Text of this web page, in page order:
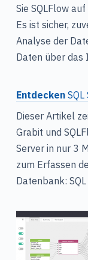
Sie SQLFlow
Es ist sicher,
Analyse der
Daten über das
Entdecken
Dieser Artikel
Grabit und
Server in nur 3
zum Erfassen
Datenbank: